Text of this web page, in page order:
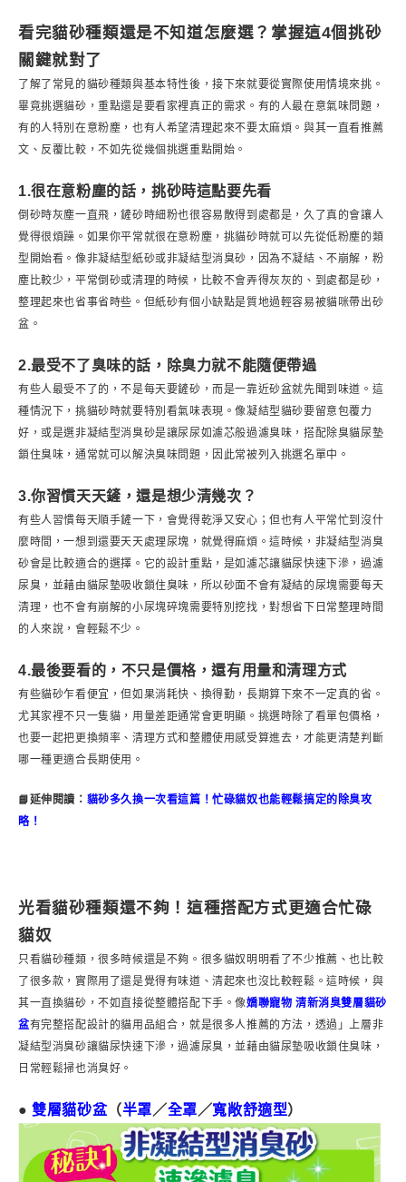
看完貓砂種類還是不知道怎麼選？掌握這4個挑砂
關鍵就對了
了解了常見的貓砂種類與基本特性後，接下來就要從實際使用情境來挑。
畢竟挑選貓砂，重點還是要看家裡真正的需求。有的人最在意氣味問題，
有的人特別在意粉塵，也有人希望清理起來不要太麻煩。與其一直看推薦
文、反覆比較，不如先從幾個挑選重點開始。
1.很在意粉塵的話，挑砂時這點要先看
倒砂時灰塵一直飛，鏟砂時細粉也很容易散得到處都是，久了真的會讓人
覺得很煩躁。如果你平常就很在意粉塵，挑貓砂時就可以先從低粉塵的類
型開始看。像非凝結型紙砂或非凝結型消臭砂，因為不凝結、不崩解，粉
塵比較少，平常倒砂或清理的時候，比較不會弄得灰灰的、到處都是砂，
整理起來也省事省時些。但紙砂有個小缺點是質地過輕容易被貓咪帶出砂
盆。
2.最受不了臭味的話，除臭力就不能隨便帶過
有些人最受不了的，不是每天要鏟砂，而是一靠近砂盆就先聞到味道。這
種情況下，挑貓砂時就要特別看氣味表現。像凝結型貓砂要留意包覆力
好，或是選非凝結型消臭砂是讓尿尿如濾芯般過濾臭味，搭配除臭貓尿墊
鎖住臭味，通常就可以解決臭味問題，因此常被列入挑選名單中。
3.你習慣天天鏟，還是想少清幾次？
有些人習慣每天順手鏟一下，會覺得乾淨又安心；但也有人平常忙到沒什
麼時間，一想到還要天天處理尿塊，就覺得麻煩。這時候，非凝結型消臭
砂會是比較適合的選擇。它的設計重點，是如濾芯讓貓尿快速下滲，過濾
尿臭，並藉由貓尿墊吸收鎖住臭味，所以砂面不會有凝結的尿塊需要每天
清理，也不會有崩解的小尿塊碎塊需要特別挖找，對想省下日常整理時間
的人來說，會輕鬆不少。
4.最後要看的，不只是價格，還有用量和清理方式
有些貓砂乍看便宜，但如果消耗快、換得勤，長期算下來不一定真的省。
尤其家裡不只一隻貓，用量差距通常會更明顯。挑選時除了看單包價格，
也要一起把更換頻率、清理方式和整體使用感受算進去，才能更清楚判斷
哪一種更適合長期使用。
📘延伸閱讀： 貓砂多久換一次看這篇！忙碌貓奴也能輕鬆搞定的除臭攻
略！
光看貓砂種類還不夠！這種搭配方式更適合忙碌
貓奴
只看貓砂種類，很多時候還是不夠。很多貓奴明明看了不少推薦、也比較
了很多款，實際用了還是覺得有味道、清起來也沒比較輕鬆。這時候，與
其一直換貓砂，不如直接從整體搭配下手。像嬌聯寵物 清新消臭雙層貓砂
盆有完整搭配設計的貓用品組合，就是很多人推薦的方法，透過」上層非
凝結型消臭砂讓貓尿快速下滲，過濾尿臭，並藉由貓尿墊吸收鎖住臭味，
日常輕鬆掃也消臭好。
●雙層貓砂盆（半罩／全罩／寬敞舒適型）